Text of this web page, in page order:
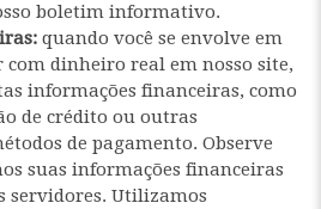
boletim informativo.
quando você se envolve em
com dinheiro real em nosso site,
informações financeiras, como
de crédito ou outras
de pagamento. Observe
suas informações financeiras
servidores. Utilizamos